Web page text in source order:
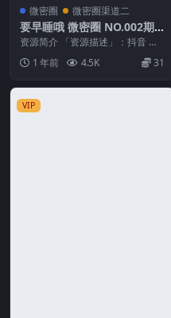
微密圈 微密圈渠道二
要早睡哦 微密圈 NO.002期
最新至：2025.5.22
资源简介 「资源描述」：抖音 要
早睡哦 微密圈 NO.002期 【33P】
最新至...
1 年前 4.5K 31
VIP